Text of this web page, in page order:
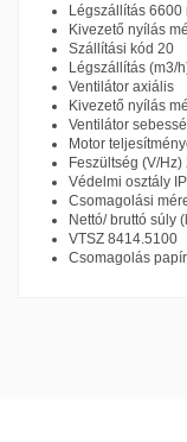
Légszállítás 6600
Kivezető nyílás
Szállítási kód 20
Légszállítás (m3/
Ventilátor axiális
Kivezető nyílás
Ventilátor
Motor
Feszültség (V/
Védelmi osztály
Csomagolási
Nettó/ bruttó súly
VTSZ 8414.5100
Csomagolás